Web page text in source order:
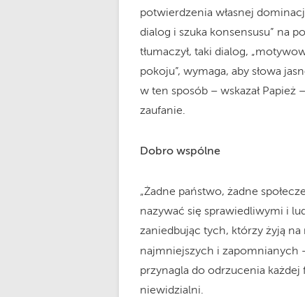
potwierdzenia własnej
dialog i szuka konsensusu” na
tłumaczył, taki dialog,
pokoju”, wymaga, aby słowa
w ten sposób – wskazał
zaufanie.
Dobro wspólne
„Żadne państwo, żadne
nazywać się sprawiedliwymi i
zaniedbując tych, którzy żyją na
najmniejszych i zapomnianych
przynagla do odrzucenia
niewidzialni.